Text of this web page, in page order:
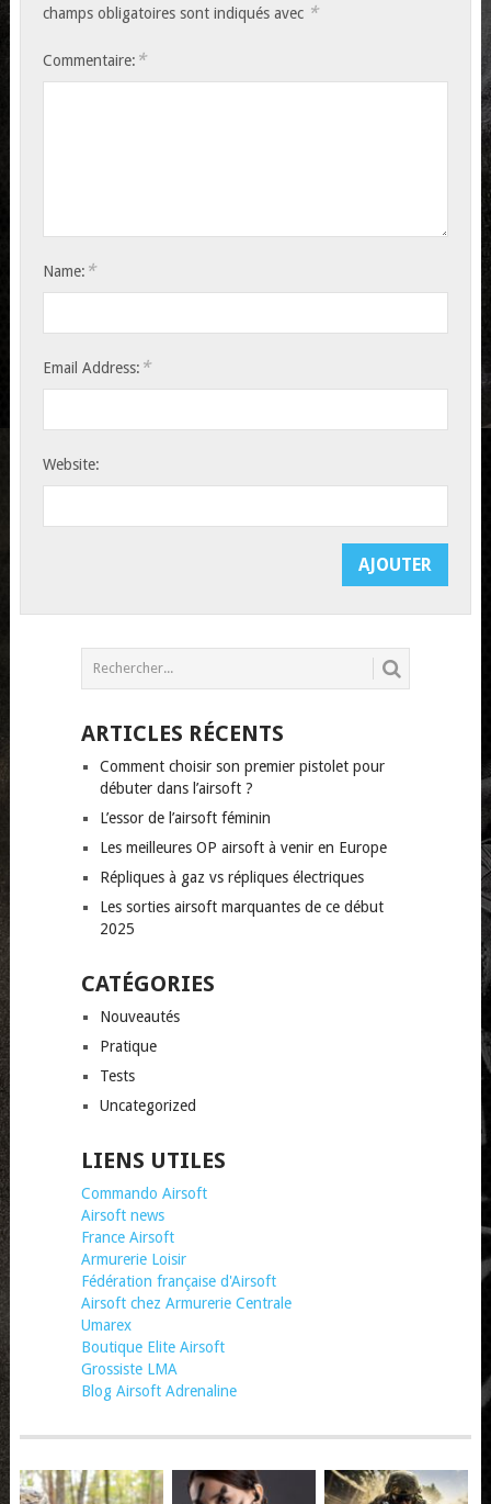
champs obligatoires sont indiqués avec *
Commentaire: *
Name: *
Email Address: *
Website:
ARTICLES RÉCENTS
Comment choisir son premier pistolet pour
débuter dans l’airsoft ?
L’essor de l’airsoft féminin
Les meilleures OP airsoft à venir en Europe
Répliques à gaz vs répliques électriques
Les sorties airsoft marquantes de ce début
2025
CATÉGORIES
Nouveautés
Pratique
Tests
Uncategorized
LIENS UTILES
Commando Airsoft
Airsoft news
France Airsoft
Armurerie Loisir
Fédération française d'Airsoft
Airsoft chez Armurerie Centrale
Umarex
Boutique Elite Airsoft
Grossiste LMA
Blog Airsoft Adrenaline